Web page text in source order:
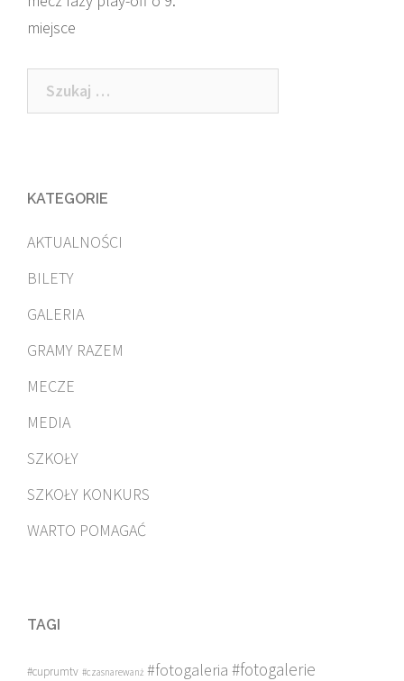
navigation
miejsce
Szukaj:
KATEGORIE
AKTUALNOŚCI
BILETY
GALERIA
GRAMY RAZEM
MECZE
MEDIA
SZKOŁY
SZKOŁY KONKURS
WARTO POMAGAĆ
TAGI
#cuprumtv #czasnarewanż #fotogaleria #fotogalerie